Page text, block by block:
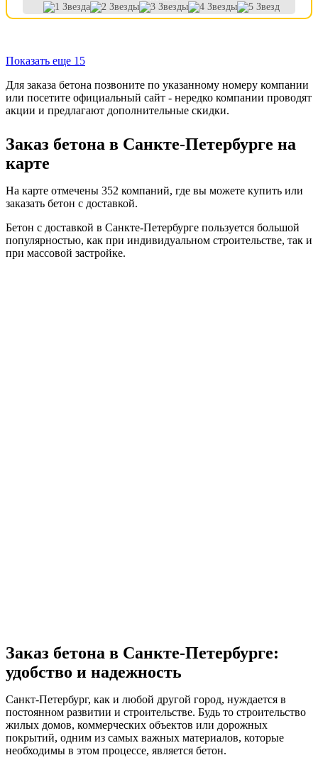
Показать еще 15
Для заказа бетона позвоните по указанному номеру компании
или посетите официальный сайт - нередко компании проводят
акции и предлагают дополнительные скидки.
Заказ бетона в Санкте-Петербурге на
карте
На карте отмечены 352 компаний, где вы можете купить или
заказать бетон с доставкой.
Бетон с доставкой в Санкте-Петербурге пользуется большой
популярностью, как при индивидуальном строительстве, так и
при массовой застройке.
Заказ бетона в Санкте-Петербурге:
удобство и надежность
Санкт-Петербург, как и любой другой город, нуждается в
постоянном развитии и строительстве. Будь то строительство
жилых домов, коммерческих объектов или дорожных
покрытий, одним из самых важных материалов, которые
необходимы в этом процессе, является бетон.